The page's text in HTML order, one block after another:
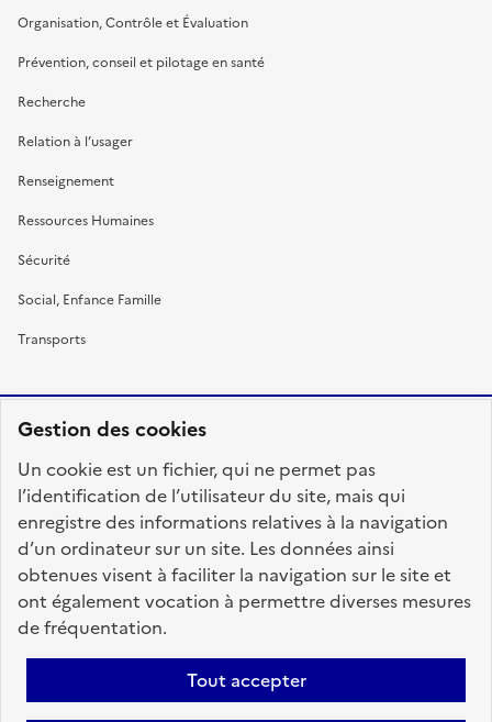
Gestion des cookies
Un cookie est un fichier, qui ne permet pas
l’identification de l’utilisateur du site, mais qui
enregistre des informations relatives à la navigation
d’un ordinateur sur un site. Les données ainsi
obtenues visent à faciliter la navigation sur le site et
ont également vocation à permettre diverses mesures
de fréquentation.
Tout accepter
Organisation, Contrôle et Évaluation
Prévention, conseil et pilotage en santé
Recherche
Relation à l’usager
Renseignement
Ressources Humaines
Sécurité
Social, Enfance Famille
Transports
FRANÇAISE
fonction-publique.gouv.fr
legifrance.gouv.fr
gouvernement.fr
Accessibilité : totalement conforme